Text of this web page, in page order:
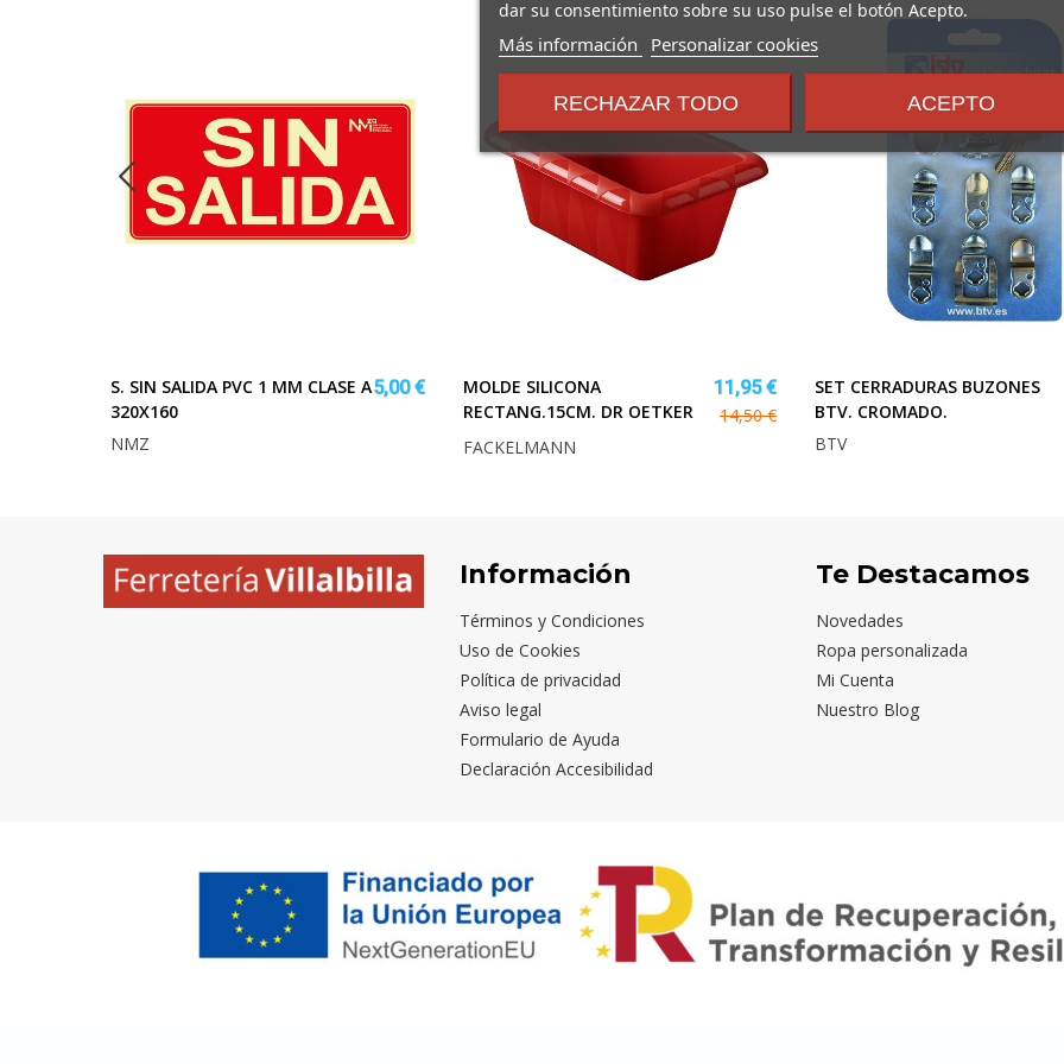
S. SIN SALIDA PVC 1 MM CLASE A
320X160
5,00 €
NMZ
MOLDE SILICONA
RECTANG.15CM. DR OETKER
11,95 €
14,50 €
FACKELMANN
SET CERRADURAS BUZONES
BTV. CROMADO.
BTV
Información
Términos y Condiciones
Uso de Cookies
Política de privacidad
Aviso legal
Formulario de Ayuda
Declaración Accesibilidad
Te Destacamos
Novedades
Ropa personalizada
Mi Cuenta
Nuestro Blog
dar su consentimiento sobre su uso pulse el botón Acepto.
Más información
sobre
y
condiciones
Personalizar cookies
RECHAZAR TODO ACEPTO